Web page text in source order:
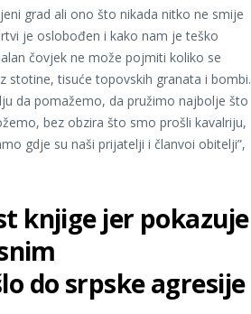
grad ali ono što nikada nitko ne smije
je oslobođen i kako nam je teško
čovjek ne može pojmiti koliko se
stotine, tisuće topovskih granata i bombi.
da pomažemo, da pružimo najbolje što
bez obzira što smo prošli kavalriju,
gdje su naši prijatelji i članvoi obitelji”,
knjige jer pokazuje
do srpske agresije